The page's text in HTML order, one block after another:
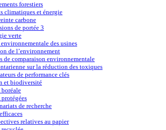
forestiers
climatiques et énergie
carbone
de portée 3
verte
des usines
de l’environnement
de comparaison environnementale
sur la réduction des toxiques
de performance clés
et biodiversité
boréale
protégées
de recherche
relatives au papier